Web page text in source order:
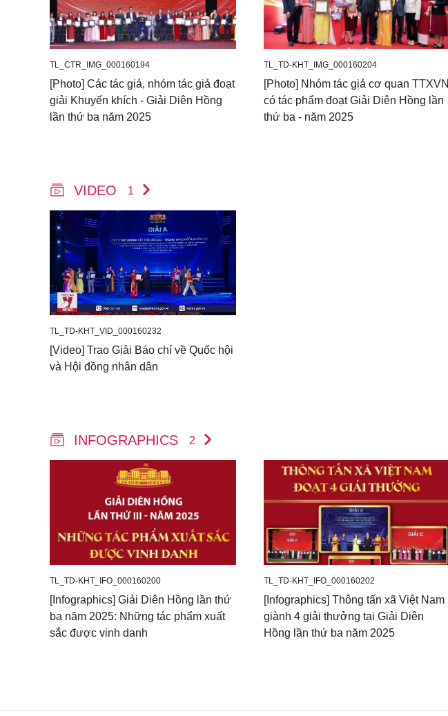
TL_CTR_IMG_000160194
[Photo] Các tác giả, nhóm tác giả đoạt
giải Khuyến khích - Giải Diên Hồng
lần thứ ba năm 2025
TL_TD-KHT_IMG_000160204
[Photo] Nhóm tác giả cơ quan TTXVN
có tác phẩm đoạt Giải Diên Hồng lần
thứ ba - năm 2025
VIDEO 1
TL_TD-KHT_VID_000160232
[Video] Trao Giải Báo chí về Quốc hội
và Hội đồng nhân dân
INFOGRAPHICS 2
TL_TD-KHT_IFO_000160200
[Infographics] Giải Diên Hồng lần thứ
ba năm 2025: Những tác phẩm xuất
sắc được vinh danh
TL_TD-KHT_IFO_000160202
[Infographics] Thông tấn xã Việt Nam
giành 4 giải thưởng tại Giải Diên
Hồng lần thứ ba năm 2025